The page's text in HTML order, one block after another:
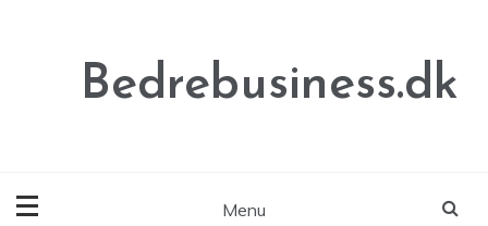
Bedrebusiness.dk
Menu